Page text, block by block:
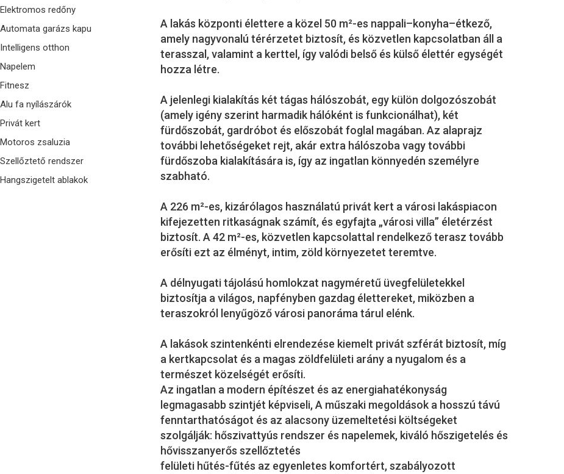
Elektromos redőny
Automata garázs kapu
Intelligens otthon
Napelem
Fitnesz
Alu fa nyílászárók
Privát kert
Motoros zsaluzia
Szellőztető rendszer
Hangszigetelt ablakok
A lakás központi élettere a közel 50 m²-es nappali–konyha–étkező,
amely nagyvonalú térérzetet biztosít, és közvetlen kapcsolatban áll a
terasszal, valamint a kerttel, így valódi belső és külső élettér egységét
hozza létre.
A jelenlegi kialakítás két tágas hálószobát, egy külön dolgozószobát
(amely igény szerint harmadik hálóként is funkcionálhat), két
fürdőszobát, gardróbot és előszobát foglal magában. Az alaprajz
további lehetőségeket rejt, akár extra hálószoba vagy további
fürdőszoba kialakítására is, így az ingatlan könnyedén személyre
szabható.
A 226 m²-es, kizárólagos használatú privát kert a városi lakáspiacon
kifejezetten ritkaságnak számít, és egyfajta „városi villa” életérzést
biztosít. A 42 m²-es, közvetlen kapcsolattal rendelkező terasz tovább
erősíti ezt az élményt, intim, zöld környezetet teremtve.
A délnyugati tájolású homlokzat nagyméretű üvegfelületekkel
biztosítja a világos, napfényben gazdag élettereket, miközben a
teraszokról lenyűgöző városi panoráma tárul elénk.
A lakások szintenkénti elrendezése kiemelt privát szférát biztosít, míg
a kertkapcsolat és a magas zöldfelületi arány a nyugalom és a
természet közelségét erősíti.
Az ingatlan a modern építészet és az energiahatékonyság
legmagasabb szintjét képviseli, A műszaki megoldások a hosszú távú
fenntarthatóságot és az alacsony üzemeltetési költségeket
szolgálják: hőszivattyús rendszer és napelemek, kiváló hőszigetelés és
hővisszanyerős szellőztetés
felületi hűtés-fűtés az egyenletes komfortért, szabályozott